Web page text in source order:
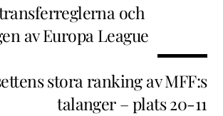
och
av Europa League
stora ranking av MFF:s
talanger – plats 20-11